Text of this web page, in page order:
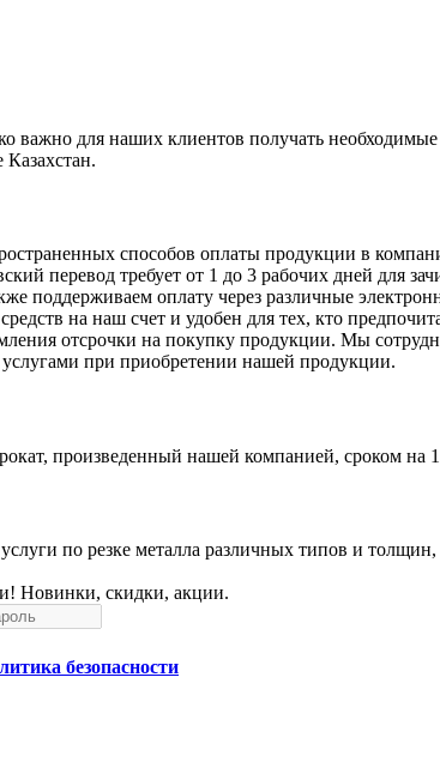
для наших клиентов получать необходимые
способов оплаты продукции в
перевод требует от 1 до 3 рабочих дней для
поддерживаем оплату через различные
на наш счет и удобен для тех, кто
отсрочки на покупку продукции. Мы
при приобретении нашей продукции.
произведенный нашей компанией, сроком на
по резке металла различных типов и толщин,
Новинки, скидки, акции.
безопасности